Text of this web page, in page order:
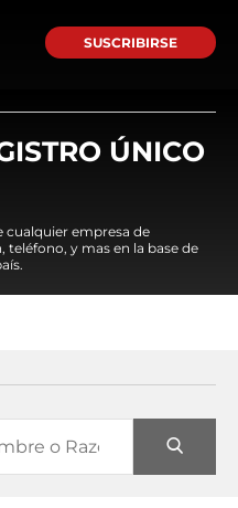
SUSCRIBIRSE
ÚNICO
cualquier empresa de
y mas en la base de